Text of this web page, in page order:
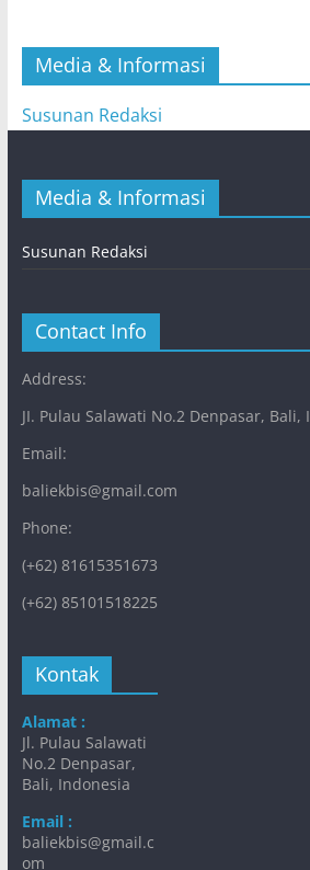
Media & Informasi
Susunan Redaksi
Media & Informasi
Susunan Redaksi
Contact Info
Address:
JI. Pulau Salawati No.2 Denpasar, Bali,
Email:
baliekbis@gmail.com
Phone:
(+62) 81615351673
(+62) 85101518225
Kontak
Alamat :
Jl. Pulau Salawati
No.2 Denpasar,
Bali, Indonesia
Email :
baliekbis@gmail.c
om